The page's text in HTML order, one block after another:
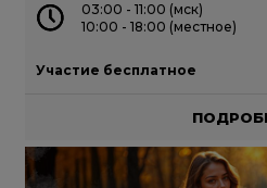
03:00 - 11:00 (мск)
10:00 - 18:00 (местное)
Участие бесплатное